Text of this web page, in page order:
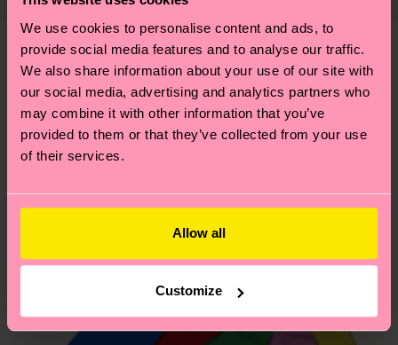
We use cookies to personalise content and ads, to
provide social media features and to analyse our traffic.
We also share information about your use of our site with
our social media, advertising and analytics partners who
may combine it with other information that you’ve
provided to them or that they’ve collected from your use
of their services.
Allow all
Customize
llevarte algunos trucos? Pásate por nuestra
de sostenibilidad.
tiempo exacto puede variar según el servicio
postal local.
¿Tienes dudas sobre las devoluciones? Visita
nuestra página deDevolucionespara ver las
respuestas a las preguntas más frecuentes.
Diseños parecidos